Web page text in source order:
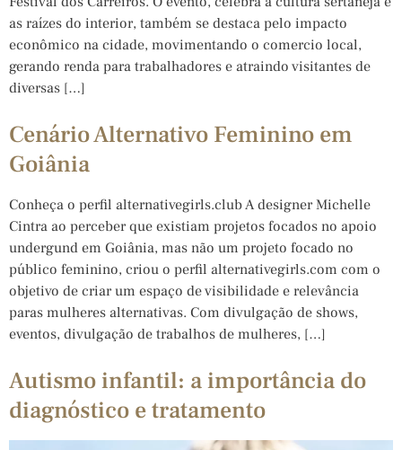
as raízes do interior, também se destaca pelo impacto
econômico na cidade, movimentando o comercio local,
gerando renda para trabalhadores e atraindo visitantes de
diversas […]
Cenário Alternativo Feminino em
Goiânia
Conheça o perfil alternativegirls.club A designer Michelle
Cintra ao perceber que existiam projetos focados no apoio
undergund em Goiânia, mas não um projeto focado no
público feminino, criou o perfil alternativegirls.com com o
objetivo de criar um espaço de visibilidade e relevância
paras mulheres alternativas. Com divulgação de shows,
eventos, divulgação de trabalhos de mulheres, […]
Autismo infantil: a importância do
diagnóstico e tratamento